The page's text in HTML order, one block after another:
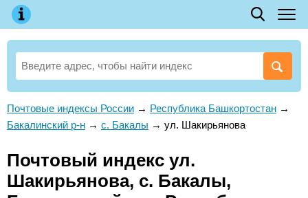
Почтовые индексы России → Республика Башкортостан →
Бакалинский р-н → с. Бакалы → ул. Шакирьянова
Почтовый индекс ул.
Шакирьянова, с. Бакалы,